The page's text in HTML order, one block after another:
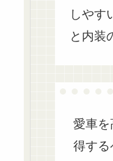
しやす
と内装
愛車を
得する